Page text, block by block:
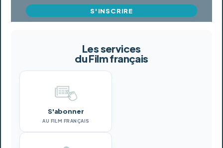
S'INSCRIRE
Les services
du Film français
S'abonner
AU FILM FRANÇAIS